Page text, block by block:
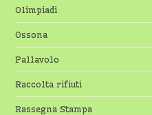
Olimpiadi
Ossona
Pallavolo
Raccolta rifiuti
Rassegna Stampa